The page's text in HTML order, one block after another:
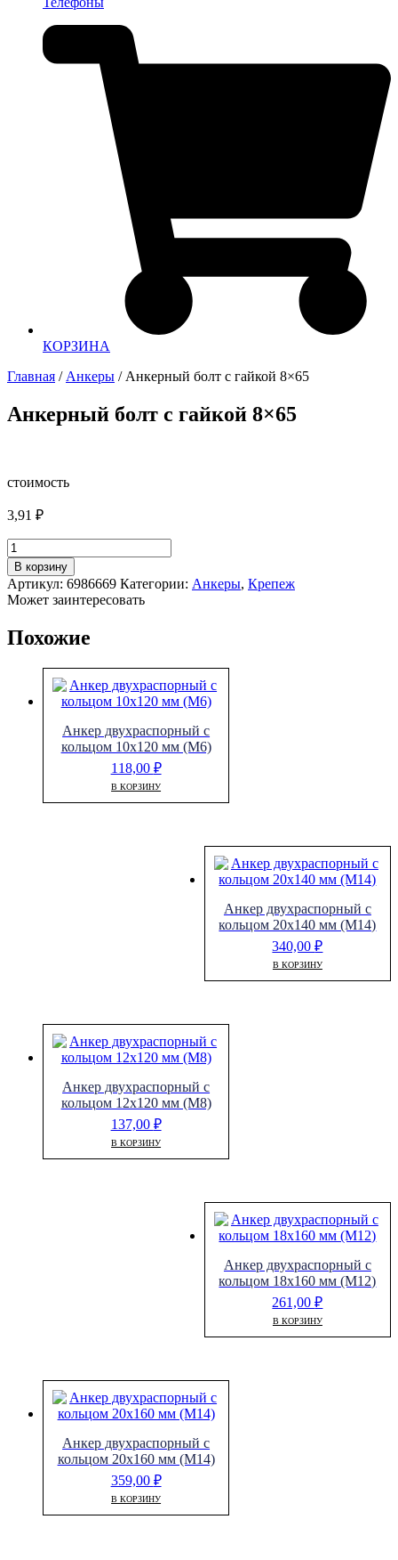
КОРЗИНА
Главная / Анкеры / Анкерный болт с гайкой 8×65
Анкерный болт с гайкой 8×65
стоимость
3,91 ₽
Количество
товара
Анкерный
болт
с
8x65
В корзину
Артикул: 6986669 Категории: Анкеры, Крепеж
Может заинтересовать
Похожие
Анкер двухраспорный с
кольцом 10х120 мм (М6)
118,00 ₽
В КОРЗИНУ
Анкер двухраспорный с
кольцом 20х140 мм (М14)
340,00₽
В КОРЗИНУ
Анкер двухраспорный с
кольцом 12х120 мм (М8)
137,00 ₽
В КОРЗИНУ
Анкер двухраспорный с
кольцом 18х160 мм (М12)
261,00₽
В КОРЗИНУ
Анкер двухраспорный с
кольцом 20х160 мм (М14)
359,00 ₽
В КОРЗИНУ